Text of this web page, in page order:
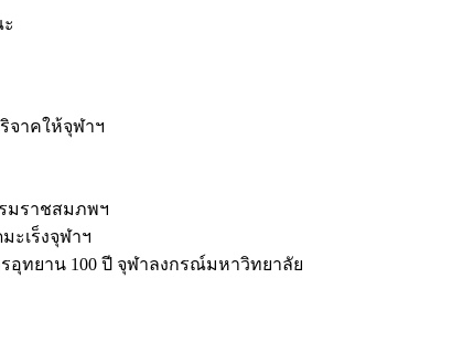
จาคให้จุฬาฯ
มราชสมภพฯ
ะเร็งจุฬาฯ
อุทยาน 100 ปี จุฬาลงกรณ์มหาวิทยาลัย